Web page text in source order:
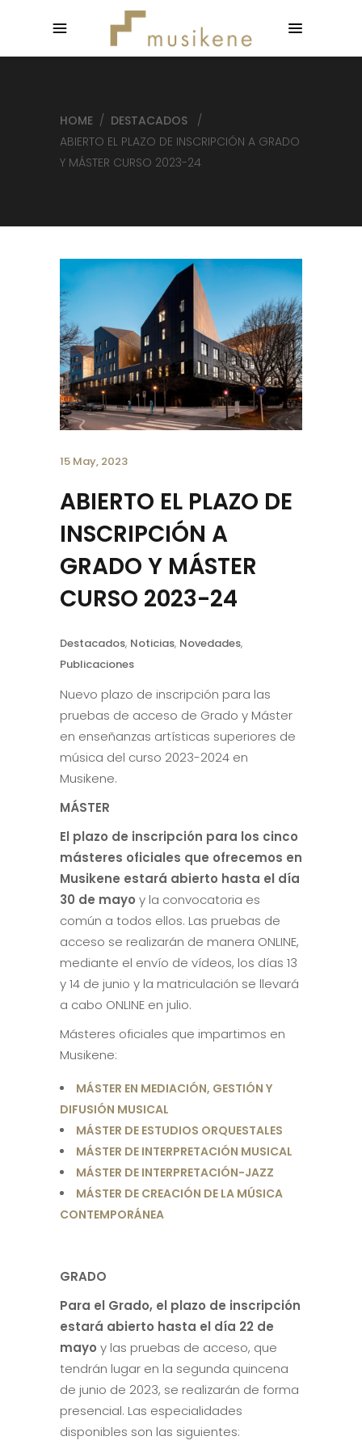
HOME / DESTACADOS
/
ABIERTO EL PLAZO DE INSCRIPCIÓN A GRADO
Y MÁSTER CURSO 2023-24
15 May, 2023
ABIERTO EL PLAZO DE
INSCRIPCIÓN A
GRADO Y MÁSTER
CURSO 2023-24
Destacados, Noticias, Novedades,
Publicaciones
Nuevo plazo de inscripción para las
pruebas de acceso de Grado y Máster
en enseñanzas artísticas superiores de
música del curso 2023-2024 en
Musikene.
MÁSTER
El plazo de inscripción para los cinco
másteres oficiales que ofrecemos en
Musikene estará abierto hasta el día
30 de mayo y la convocatoria es
común a todos ellos. Las pruebas de
acceso se realizarán de manera ONLINE,
mediante el envío de vídeos, los días 13
y 14 de junio y la matriculación se llevará
a cabo ONLINE en julio.
Másteres oficiales que impartimos en
Musikene:
MÁSTER EN MEDIACIÓN, GESTIÓN Y
DIFUSIÓN MUSICAL
MÁSTER DE ESTUDIOS ORQUESTALES
MÁSTER DE INTERPRETACIÓN MUSICAL
MÁSTER DE INTERPRETACIÓN-JAZZ
MÁSTER DE CREACIÓN DE LA MÚSICA
CONTEMPORÁNEA
GRADO
Para el Grado, el plazo de inscripción
estará abierto hasta el día 22 de
mayo y las pruebas de acceso, que
tendrán lugar en la segunda quincena
de junio de 2023, se realizarán de forma
presencial. Las especialidades
disponibles son las siguientes: